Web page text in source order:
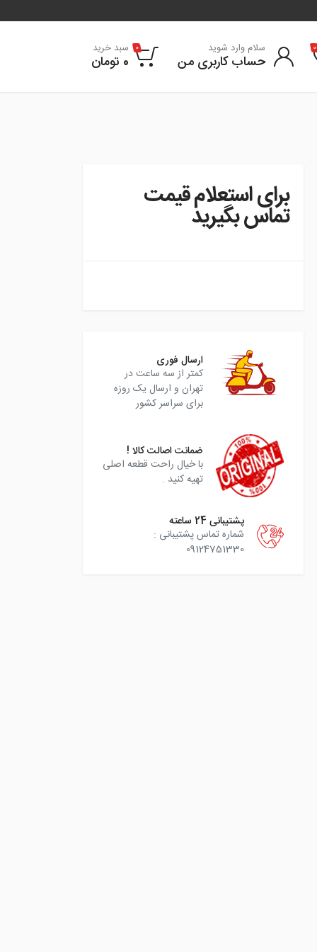
0 سلام وارد شوید
حساب کاربری من
0 سبد خرید
0 تومان
برای استعلام قیمت
تماس بگیرید
ارسال فوری
کمتر از سه ساعت در
تهران و ارسال یک روزه
برای سراسر کشور
ضمانت اصالت کالا !
با خیال راحت قطعه اصلی
تهیه کنید .
پشتیبانی 24 ساعته
شماره تماس پشتیبانی :
09124751330